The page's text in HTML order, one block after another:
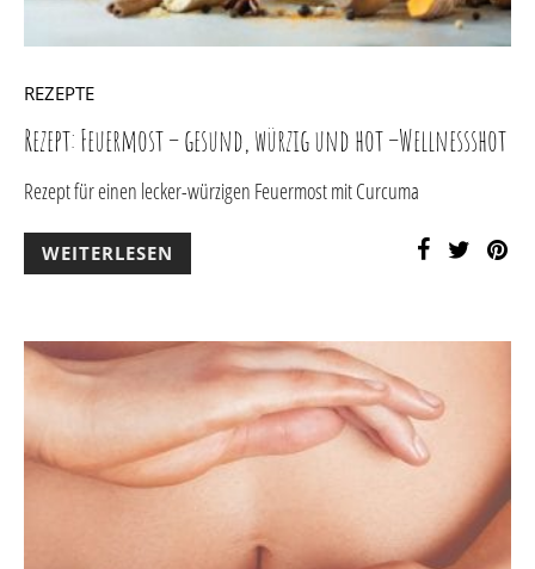
REZEPTE
Rezept: Feuermost – gesund, würzig und hot –Wellnessshot
Rezept für einen lecker-würzigen Feuermost mit Curcuma
WEITERLESEN